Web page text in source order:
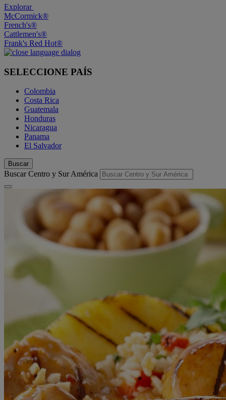
Explorar
McCormick®
French's®
Cattlemen's®
Frank's Red Hot®
SELECCIONE PAÍS
Colombia
Costa Rica
Guatemala
Honduras
Nicaragua
Panama
El Salvador
Buscar
Buscar Centro y Sur América